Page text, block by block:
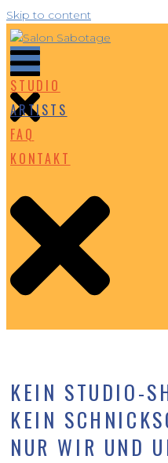
Skip to content
STUDIO
ARTISTS
FAQ
KONTAKT
KEIN STUDIO-
KEIN
NUR WIR UND